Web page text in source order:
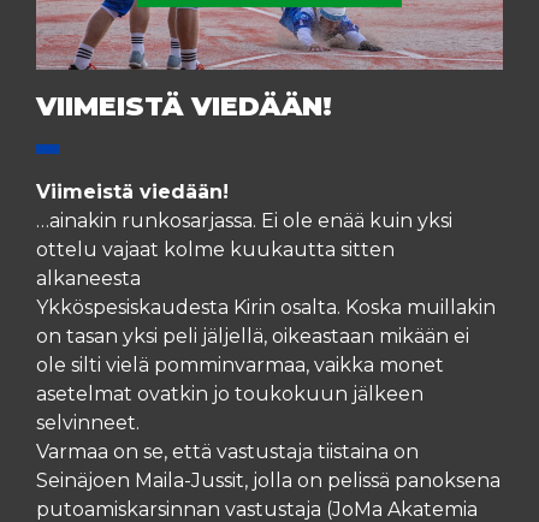
VIIMEISTÄ VIEDÄÄN!
Viimeistä viedään!
…ainakin runkosarjassa. Ei ole enää kuin yksi
ottelu vajaat kolme kuukautta sitten
alkaneesta
Ykköspesiskaudesta Kirin osalta. Koska muillakin
on tasan yksi peli jäljellä, oikeastaan mikään ei
ole silti vielä pomminvarmaa, vaikka monet
asetelmat ovatkin jo toukokuun jälkeen
selvinneet.
Varmaa on se, että vastustaja tiistaina on
Seinäjoen Maila-Jussit, jolla on pelissä panoksena
putoamiskarsinnan vastustaja (JoMa Akatemia